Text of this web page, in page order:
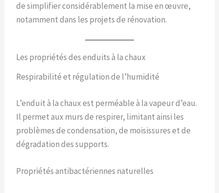
de simplifier considérablement la mise en œuvre,
notamment dans les projets de rénovation.
Les propriétés des enduits à la chaux
Respirabilité et régulation de l’humidité
L’enduit à la chaux est perméable à la vapeur d’eau.
Il permet aux murs de respirer, limitant ainsi les
problèmes de condensation, de moisissures et de
dégradation des supports.
Propriétés antibactériennes naturelles